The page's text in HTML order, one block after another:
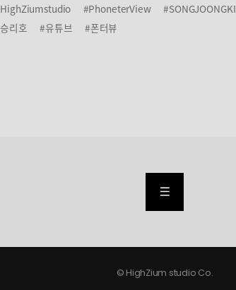
#PhoneterView #SONGJOONGKI
리호
#유튜브 #폰터뷰
LIST
© HighZium studio Co.